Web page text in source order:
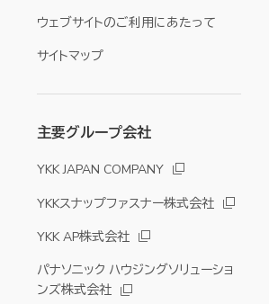
ウェブサイトのご利用にあたって
サイトマップ
主要グループ会社
YKK JAPAN COMPANY
YKKスナップファスナー株式会社
YKK AP株式会社
パナソニック ハウジングソリューショ
ンズ株式会社